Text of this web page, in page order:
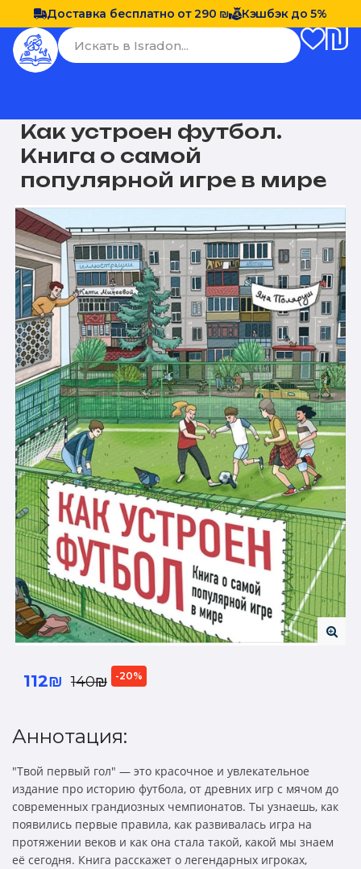
Доставка бесплатно от 290 ₪ Кэшбэк до 5%
Как устроен футбол.
Книга о самой
популярной игре в мире
112₪ 140₪ -20%
Аннотация:
"Твой первый гол" — это красочное и увлекательное
издание про историю футбола, от древних игр с мячом до
современных грандиозных чемпионатов. Ты узнаешь, как
появились первые правила, как развивалась игра на
протяжении веков и как она стала такой, какой мы знаем
её сегодня. Книга расскажет о легендарных игроках,